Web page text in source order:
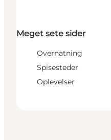
Meget sete sider
Overnatning
Spisesteder
Oplevelser